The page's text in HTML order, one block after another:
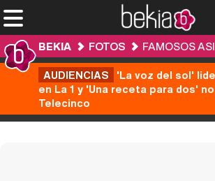
BEKIA FOTOS
FAMOSOS
AUDIENCIAS 'La voz del sol'
en La 1 y 'Una receta para dos'
Telecinco